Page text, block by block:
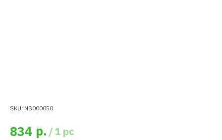
SKU: NS000050
834 р. /1 pc